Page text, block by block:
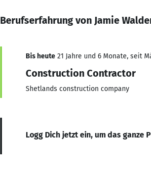
Berufserfahrung von Jamie
Bis heute 21 Jahre und 6 Monate, seit
Construction Contractor
Shetlands construction company
Logg Dich jetzt ein, um das ganze